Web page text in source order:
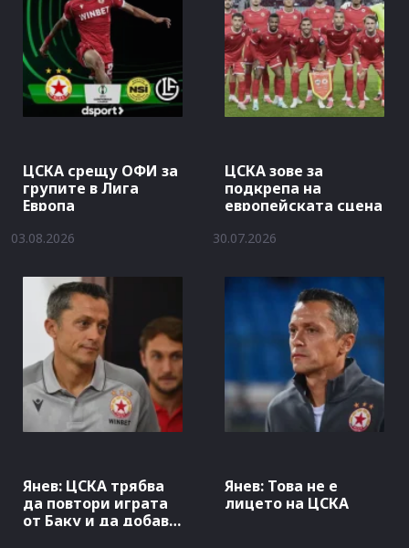
ЦСКА срещу ОФИ за
групите в Лига
Европа
03.08.2026
ЦСКА зове за
подкрепа на
европейската сцена
30.07.2026
Янев: ЦСКА трябва
да повтори играта
от Баку и да добави
Янев: Това не е
лицето на ЦСКА